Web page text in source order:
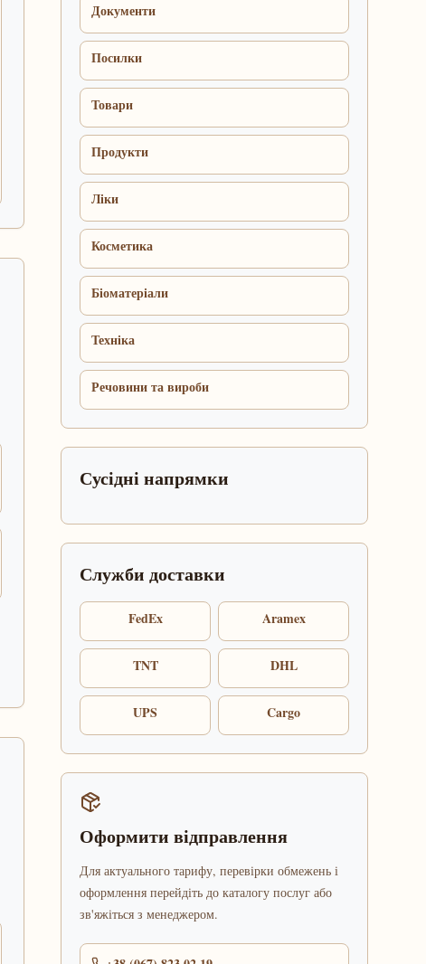
Документи
Посилки
Товари
Продукти
Ліки
Косметика
Біоматеріали
Техніка
Речовини та вироби
Сусідні напрямки
Служби доставки
FedEx Aramex
TNT DHL
UPS Cargo
Оформити відправлення
Для актуального тарифу, перевірки обмежень і
оформлення перейдіть до каталогу послуг або
зв'яжіться з менеджером.